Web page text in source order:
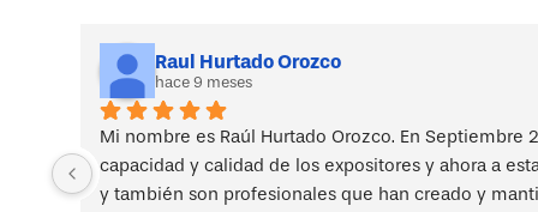
Raul Hurtado Orozco
hace 9 meses
Mi nombre es Raúl Hurtado Orozco. En
capacidad y calidad de los expositores y ahora a
y también son profesionales que han creado y